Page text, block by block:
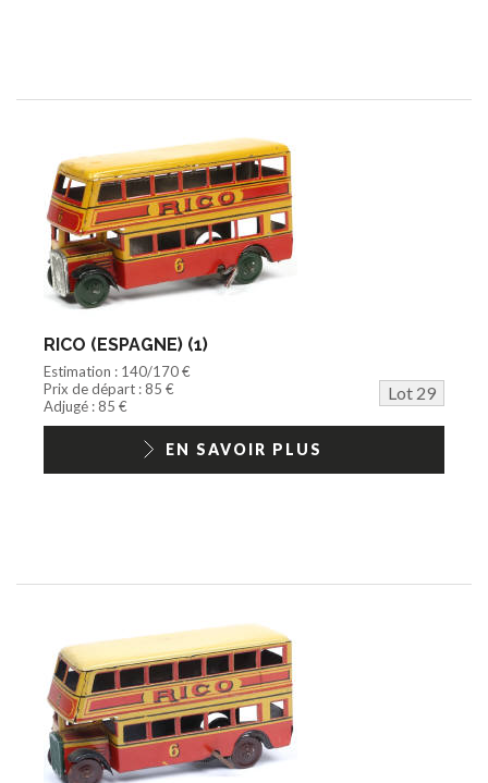
RICO (ESPAGNE) (1)
Estimation : 140/170 €
Prix de départ : 85 €
Lot 29
Adjugé : 85 €
EN SAVOIR PLUS